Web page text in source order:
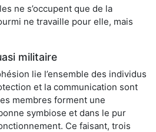
ne s’occupent que de la
ne travaille pour elle, mais
militaire
lie l’ensemble des individus
et la communication sont
membres forment une
symbiose et dans le pur
Ce faisant, trois